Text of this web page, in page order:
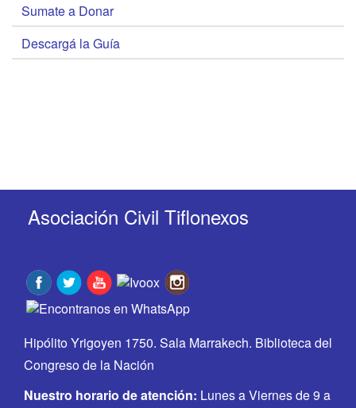
Sumate a Donar
Descargá la Guía
Asociación Civil Tiflonexos
Hipólito Yrigoyen 1750. Sala Marrakech. Biblioteca del
Congreso de la Nación
Nuestro horario de atención: Lunes a Viernes de 9 a